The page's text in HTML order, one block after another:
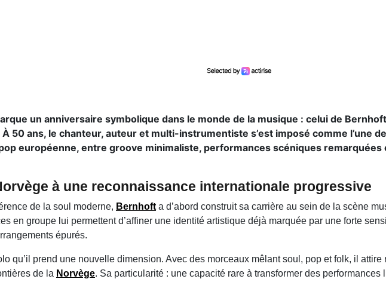
un anniversaire symbolique dans le monde de la musique : celui de
50 ans, le chanteur, auteur et multi-instrumentiste s’est imposé comme l’une
européenne, entre groove minimaliste, performances scéniques remarquées
à une reconnaissance internationale progressive
de la soul moderne, Bernhoft a d’abord construit sa carrière au sein de la scène
en groupe lui permettent d’affiner une identité artistique déjà marquée par une forte
épurés.
qu’il prend une nouvelle dimension. Avec des morceaux mêlant soul, pop et folk, il attire
de la Norvège. Sa particularité : une capacité rare à transformer des performances